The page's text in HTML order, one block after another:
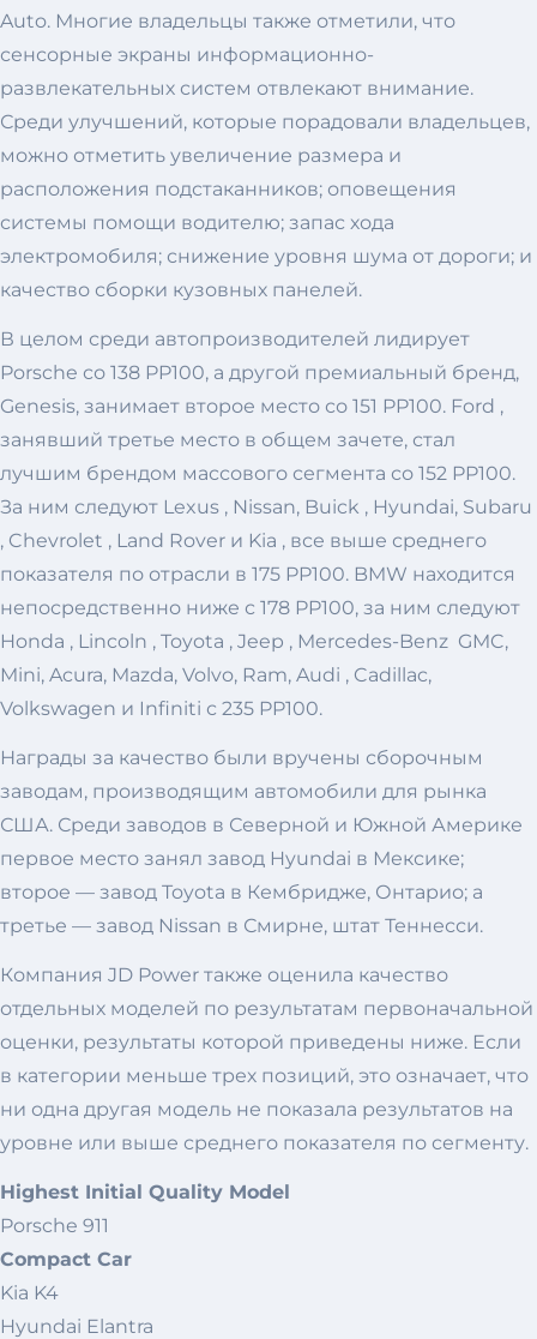
Auto. Многие владельцы также отметили, что
сенсорные экраны информационно-
развлекательных систем отвлекают внимание.
Среди улучшений, которые порадовали владельцев,
можно отметить увеличение размера и
расположения подстаканников; оповещения
системы помощи водителю; запас хода
электромобиля; снижение уровня шума от дороги; и
качество сборки кузовных панелей.
В целом среди автопроизводителей лидирует
Porsche со 138 PP100, а другой премиальный бренд,
Genesis, занимает второе место со 151 PP100. Ford ,
занявший третье место в общем зачете, стал
лучшим брендом массового сегмента со 152 PP100.
За ним следуют Lexus , Nissan, Buick , Hyundai, Subaru
, Chevrolet , Land Rover и Kia , все выше среднего
показателя по отрасли в 175 PP100. BMW находится
непосредственно ниже с 178 PP100, за ним следуют
Honda , Lincoln , Toyota , Jeep , Mercedes-Benz GMC,
Mini, Acura, Mazda, Volvo, Ram, Audi , Cadillac,
Volkswagen и Infiniti с 235 PP100.
Награды за качество были вручены сборочным
заводам, производящим автомобили для рынка
США. Среди заводов в Северной и Южной Америке
первое место занял завод Hyundai в Мексике;
второе — завод Toyota в Кембридже, Онтарио; а
третье — завод Nissan в Смирне, штат Теннесси.
Компания JD Power также оценила качество
отдельных моделей по результатам первоначальной
оценки, результаты которой приведены ниже. Если
в категории меньше трех позиций, это означает, что
ни одна другая модель не показала результатов на
уровне или выше среднего показателя по сегменту.
Highest Initial Quality Model
Porsche 911
Compact Car
Kia K4
Hyundai Elantra